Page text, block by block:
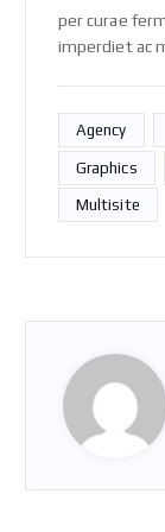
per curae
imperdiet ac
Agency
Graphics
Multisite